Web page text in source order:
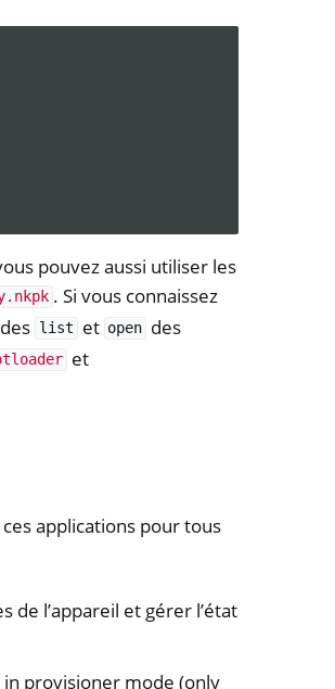
pouvez aussi utiliser les
. Si vous connaissez
list et open des
et
applications pour tous
de l’appareil et gérer l’état
provisioner mode (only